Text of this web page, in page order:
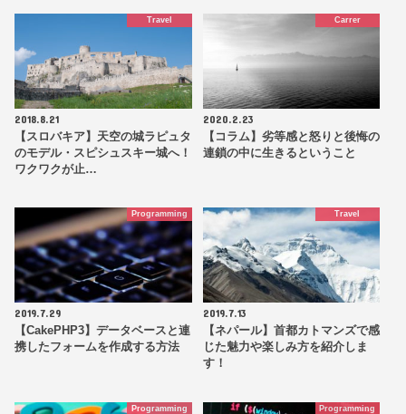
Travel
2018.8.21
【スロバキア】天空の城ラピュタ
のモデル・スピシュスキー城へ！
ワクワクが止…
Carrer
2020.2.23
【コラム】劣等感と怒りと後悔の
連鎖の中に生きるということ
Programming
2019.7.29
【CakePHP3】データベースと連
携したフォームを作成する方法
Travel
2019.7.13
【ネパール】首都カトマンズで感
じた魅力や楽しみ方を紹介しま
す！
Programming Programming